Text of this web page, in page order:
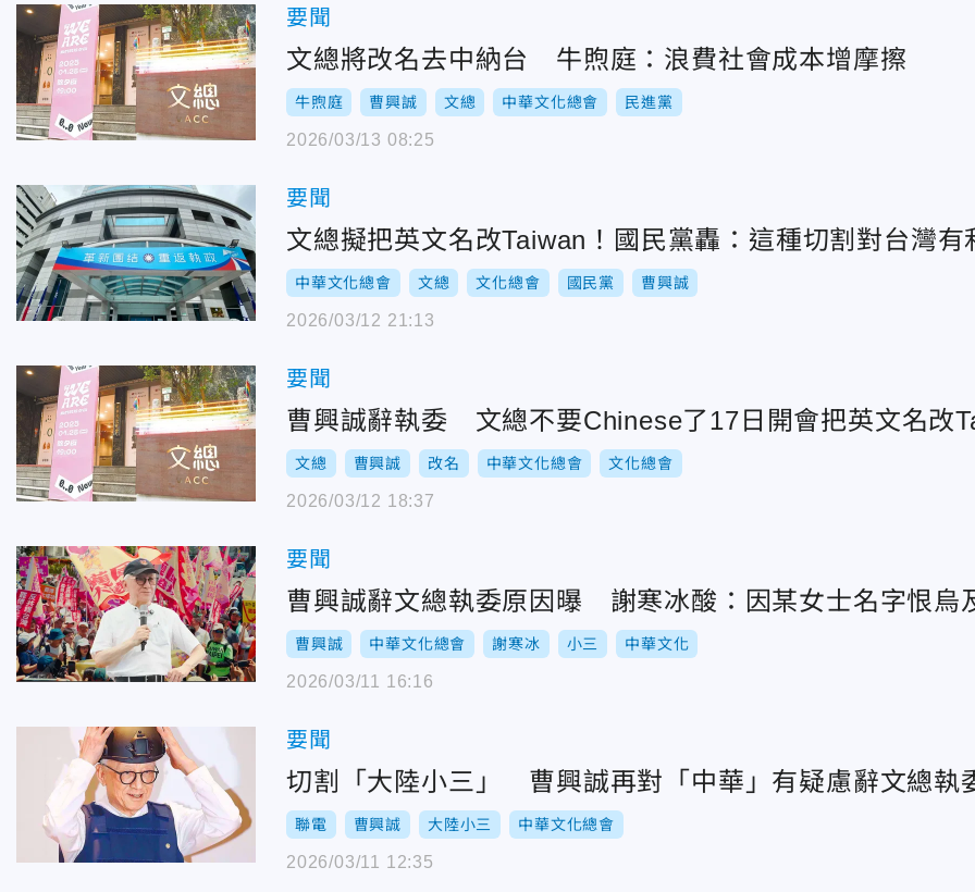
要聞
文總將改名去中納台 牛煦庭：浪費社會成本增摩擦
牛煦庭 曹興誠 文總 中華文化總會 民進黨
2026/03/13 08:25
要聞
文總擬把英文名改Taiwan！國民黨轟：這種切割對台灣有
中華文化總會 文總 文化總會 國民黨 曹興誠
2026/03/12 21:13
要聞
曹興誠辭執委 文總不要Chinese了17日開會把英文名改
文總 曹興誠 改名 中華文化總會 文化總會
2026/03/12 18:37
要聞
曹興誠辭文總執委原因曝 謝寒冰酸：因某女士名字恨烏
曹興誠 中華文化總會 謝寒冰 小三 中華文化
2026/03/11 16:16
要聞
切割「大陸小三」 曹興誠再對「中華」有疑慮辭文總執
聯電 曹興誠 大陸小三 中華文化總會
2026/03/11 12:35